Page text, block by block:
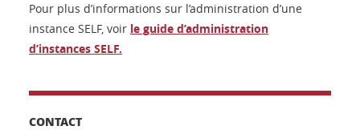
Pour plus d’informations sur l’administration d’une
instance SELF, voir le guide d’administration
d’instances SELF.
CONTACT